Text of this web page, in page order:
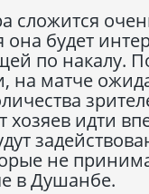
сложится
она будет
по накалу.
на матче
хозяев идти
не
в Душанбе.